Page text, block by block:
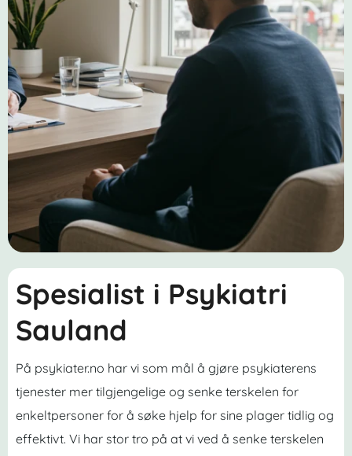
Spesialist i Psykiatri
Sauland
På psykiater.no har vi som mål å gjøre psykiaterens
tjenester mer tilgjengelige og senke terskelen for
enkeltpersoner for å søke hjelp for sine plager tidlig og
effektivt. Vi har stor tro på at vi ved å senke terskelen